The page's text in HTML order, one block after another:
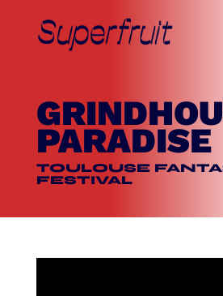
PARADISE
TOULOUSE
FESTIVAL